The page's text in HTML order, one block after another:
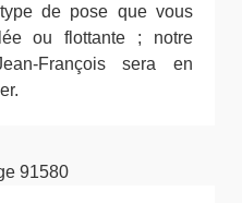
de pose que vous
ou flottante ; notre
François sera en